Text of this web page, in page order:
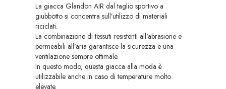
La giacca Glandon AIR dal taglio sportivo a
giubbotto si concentra sull’utilizzo di materiali
riciclati.
La combinazione di tessuti resistenti all'abrasione e
permeabili all'aria garantisce la sicurezza e una
ventilazione sempre ottimale.
In questo modo, questa giacca alla moda è
utilizzabile anche in caso di temperature molto
elevate.